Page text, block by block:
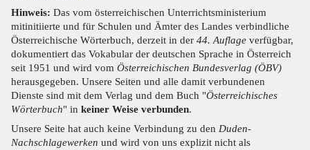
Hinweis: Das vom österreichischen Unterrichtsministerium
mitinitiierte und für Schulen und Ämter des Landes verbindliche
Österreichische Wörterbuch, derzeit in der 44. Auflage verfügbar,
dokumentiert das Vokabular der deutschen Sprache in Österreich
seit 1951 und wird vom Österreichischen Bundesverlag (ÖBV)
herausgegeben. Unsere Seiten und alle damit verbundenen
Dienste sind mit dem Verlag und dem Buch "Österreichisches
Wörterbuch" in keiner Weise verbunden.
Unsere Seite hat auch keine Verbindung zu den Duden-
Nachschlagewerken und wird von uns explizit nicht als